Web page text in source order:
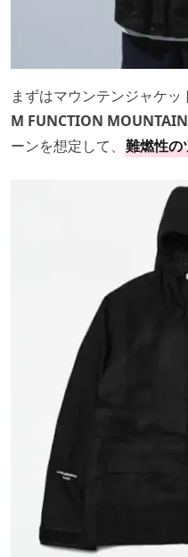
まずはマウンテンジャケッ
M FUNCTION MOUNTAIN
ーンを想定して、 難燃性の